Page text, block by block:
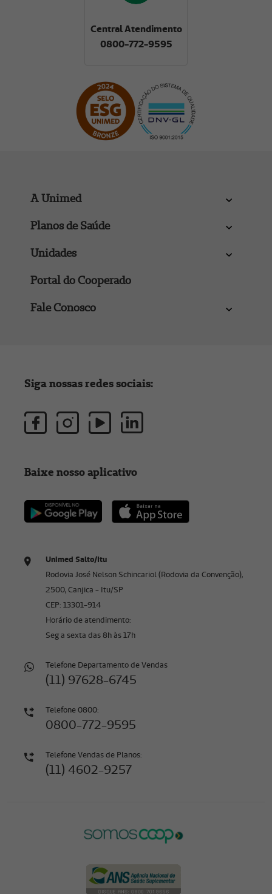
Central Atendimento
0800-772-9595
A Unimed
Planos de Saúde
Unidades
Portal do Cooperado
Fale Conosco
Unimed Salto/Itu
Rodovia José Nelson Schincariol (Rodovia da Convenção),
2500, Canjica - Itu/SP
CEP: 13301-914
Horário de atendimento:
Seg a sexta das 8h às 17h
Telefone Departamento de Vendas
(11) 97628-6745
Telefone 0800:
0800-772-9595
Telefone Vendas de Planos:
(11) 4602-9257
Siga nossas redes sociais:
Baixe nosso aplicativo